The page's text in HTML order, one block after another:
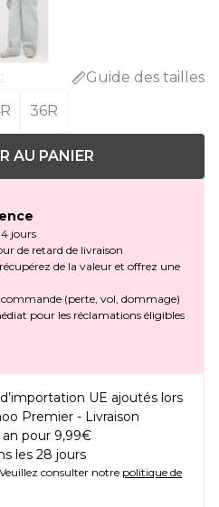
:
Guide des tailles
36R
AU PANIER
jours
de retard de livraison
de la valeur et offrez une
(perte, vol, dommage)
pour les réclamations éligibles
UE ajoutés lors
Premier - Livraison
pour 9,99€
les 28 jours
Veuillez consulter notre politique de